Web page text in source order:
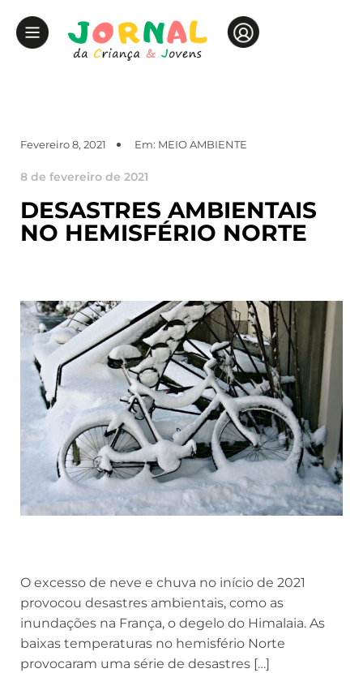
Fevereiro 8, 2021 Em: MEIO AMBIENTE
8 de fevereiro de 2021
DESASTRES AMBIENTAIS
NO HEMISFÉRIO NORTE
O excesso de neve e chuva no início de 2021
provocou desastres ambientais, como as
inundações na França, o degelo do Himalaia. As
baixas temperaturas no hemisfério Norte
provocaram uma série de desastres […]